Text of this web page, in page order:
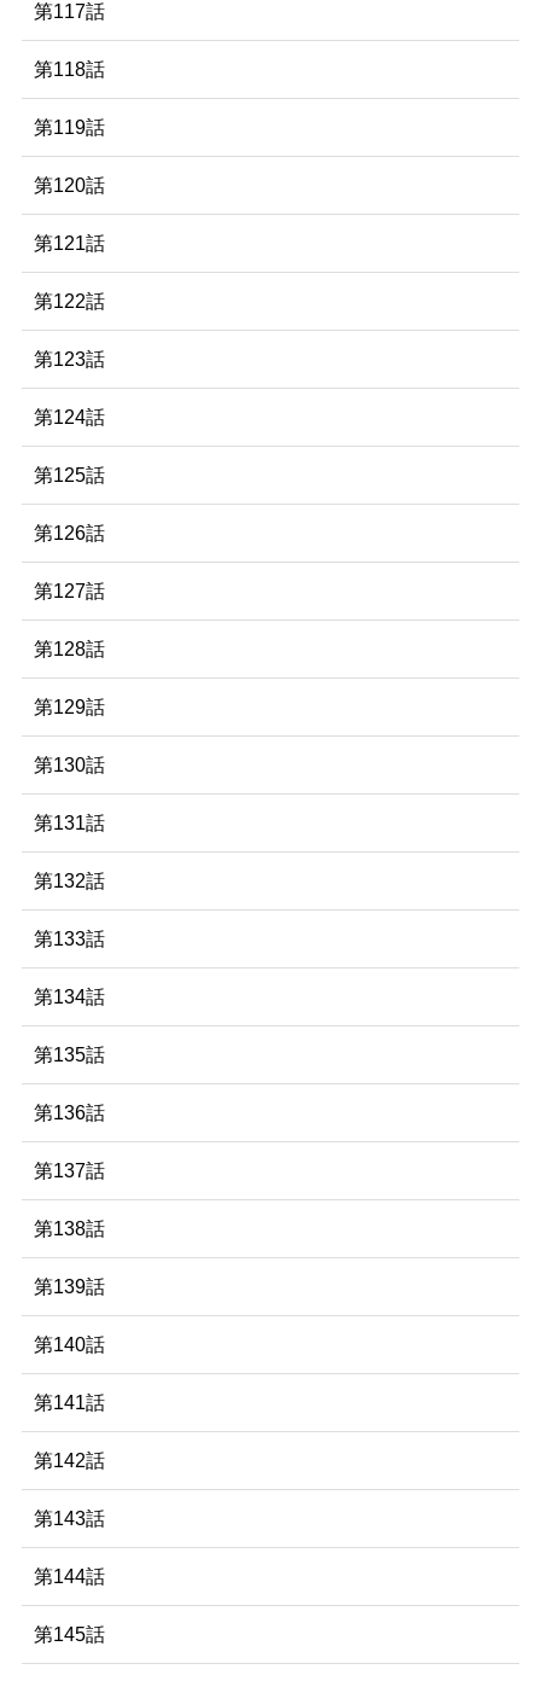
第117話
第118話
第119話
第120話
第121話
第122話
第123話
第124話
第125話
第126話
第127話
第128話
第129話
第130話
第131話
第132話
第133話
第134話
第135話
第136話
第137話
第138話
第139話
第140話
第141話
第142話
第143話
第144話
第145話